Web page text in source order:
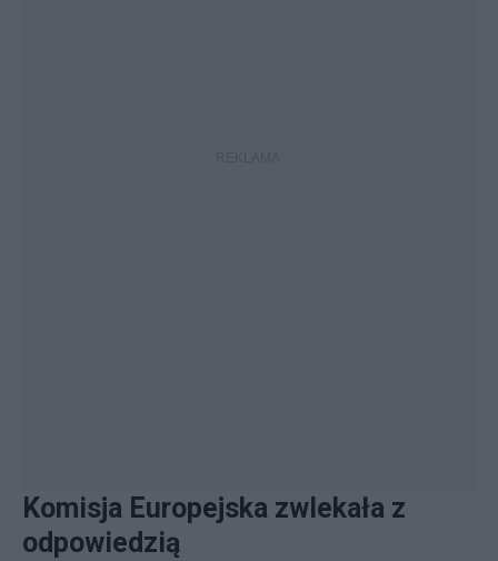
Komisja Europejska zwlekała z
odpowiedzią